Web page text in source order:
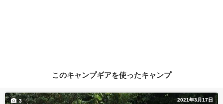
このキャンプギアを使ったキャンプ
2021年3月17日
3